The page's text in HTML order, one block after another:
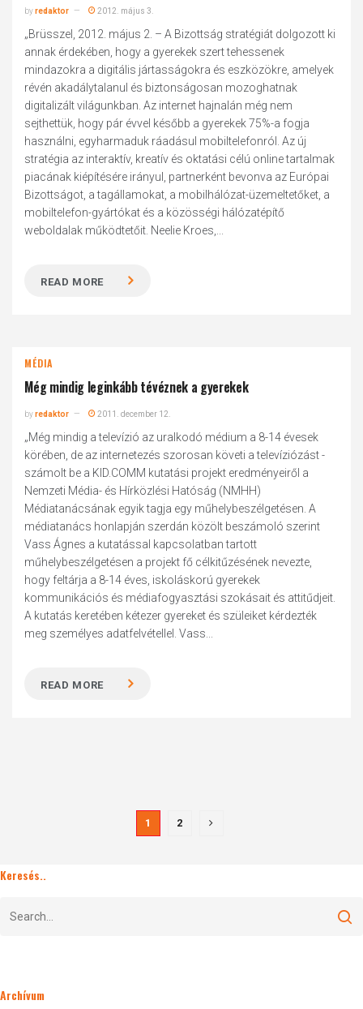
byredaktor 2012. május 3.
„Brüsszel, 2012. május 2. – A Bizottság stratégiát dolgozott ki
annak érdekében, hogy a gyerekek szert tehessenek
mindazokra a digitális jártasságokra és eszközökre, amelyek
révén akadálytalanul és biztonságosan mozoghatnak
digitalizált világunkban. Az internet hajnalán még nem
sejthettük, hogy pár évvel később a gyerekek 75%-a fogja
használni, egyharmaduk ráadásul mobiltelefonról. Az új
stratégia az interaktív, kreatív és oktatási célú online tartalmak
piacának kiépítésére irányul, partnerként bevonva az Európai
Bizottságot, a tagállamokat, a mobilhálózat-üzemeltetőket, a
mobiltelefon-gyártókat és a közösségi hálózatépítő
weboldalak működtetőit. Neelie Kroes,...
READ MORE
MÉDIA
Még mindig leginkább tévéznek a gyerekek
byredaktor 2011. december 12.
„Még mindig a televízió az uralkodó médium a 8-14 évesek
körében, de az internetezés szorosan követi a televíziózást -
számolt be a KID.COMM kutatási projekt eredményeiről a
Nemzeti Média- és Hírközlési Hatóság (NMHH)
Médiatanácsának egyik tagja egy műhelybeszélgetésen. A
médiatanács honlapján szerdán közölt beszámoló szerint
Vass Ágnes a kutatással kapcsolatban tartott
műhelybeszélgetésen a projekt fő célkitűzésének nevezte,
hogy feltárja a 8-14 éves, iskoláskorú gyerekek
kommunikációs és médiafogyasztási szokásait és attitűdjeit.
A kutatás keretében kétezer gyereket és szüleiket kérdezték
meg személyes adatfelvétellel. Vass...
READ MORE
1 2
Keresés..
Archívum